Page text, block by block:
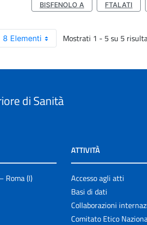
BISFENOLO A
FTALATI
8 Elementi Mostrati 1 - 5 su 5
di Sanità
Roma (I)
ATTIVITÀ
Accesso agli atti
Basi di dati
Collaborazioni
Comitato Etico